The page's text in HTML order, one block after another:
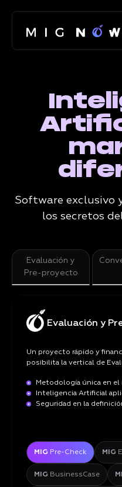
Software exclusivo
los secretos
Evaluación y
Pre-proyecto
Evaluación y
Un proyecto rápido y
posibilita la vertical de
Metodología única en el
Inteligencia Artificial
Seguridad en la
MIG Pre-Check MIG
MIG BusinessCase